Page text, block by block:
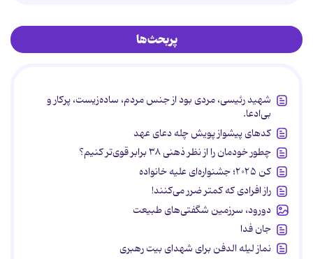
پربحث‌ها
شهید رئیسی، مردی بود از جنس مردم، ساده‌زیست، پرکار و
بی‌ادعا.
کدهای پیشواز پویش چله دعای عهد
چطور خودمان را از نظر ذهنی ۳۸ برابر قوی‌تر کنیم؟
کن ۲۰۲۵؛ جشنواره‌ای علیه خانواده
راز افرادی که کمتر ضرر می‌کنند!
دورود، سرزمین شگفتی‌های طبیعت
جان فدا
نماز لیله الدفن برای شهدای بیت رهبری